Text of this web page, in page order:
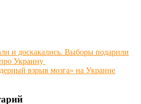
и доскакались. Выборы подарили
Украину
взрыв мозга» на Украине